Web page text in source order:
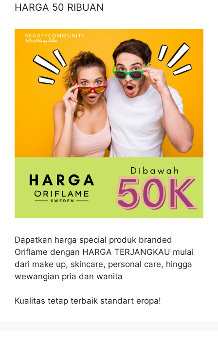
HARGA 50 RIBUAN
Dapatkan harga special produk branded
Oriflame dengan HARGA TERJANGKAU mulai
dari make up, skincare, personal care, hingga
wewangian pria dan wanita
Kualitas tetap terbaik standart eropa!